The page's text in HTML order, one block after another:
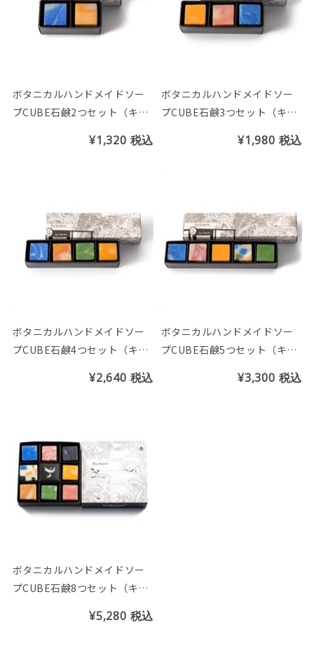
ボタニカルハンドメイドソー
プCUBE石鹸2つセット（キュ
¥1,320 税込
ボタニカルハンドメイドソー
プCUBE石鹸3つセット（キュ
¥1,980 税込
ボタニカルハンドメイドソー
プCUBE石鹸4つセット（キュ
¥2,640 税込
ボタニカルハンドメイドソー
プCUBE石鹸5つセット（キュ
¥3,300 税込
ボタニカルハンドメイドソー
プCUBE石鹸8つセット（キュ
¥5,280 税込